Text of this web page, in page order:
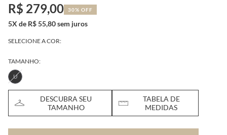
R$ 279,00 30% OFF
5X de R$ 55,80 sem juros
SELECIONE A COR:
TAMANHO:
U
DESCUBRA SEU
TAMANHO
TABELA DE
MEDIDAS